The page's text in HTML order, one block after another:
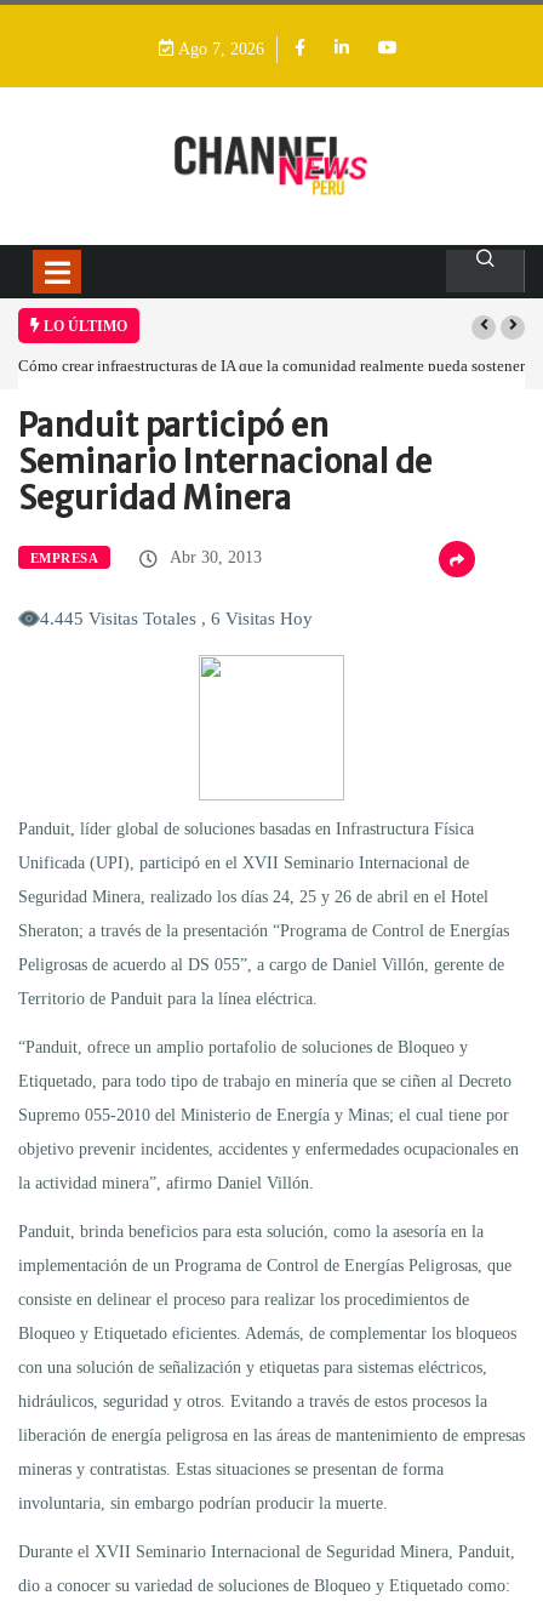
Ago 7, 2026
LO ÚLTIMO
Cómo crear infraestructuras de IA que la comunidad realmente pueda sostener
Home Empresa Panduit participó en…
Panduit participó en
Seminario Internacional de
Seguridad Minera
EMPRESA Abr 30, 2013
4.445 Visitas Totales , 6 Visitas Hoy
Panduit, líder global de soluciones basadas en Infrastructura Física
Unificada (UPI), participó en el XVII Seminario Internacional de
Seguridad Minera, realizado los días 24, 25 y 26 de abril en el Hotel
Sheraton; a través de la presentación “Programa de Control de Energías
Peligrosas de acuerdo al DS 055”, a cargo de Daniel Villón, gerente de
Territorio de Panduit para la línea eléctrica.
“Panduit, ofrece un amplio portafolio de soluciones de Bloqueo y
Etiquetado, para todo tipo de trabajo en minería que se ciñen al Decreto
Supremo 055-2010 del Ministerio de Energía y Minas; el cual tiene por
objetivo prevenir incidentes, accidentes y enfermedades ocupacionales en
la actividad minera”, afirmo Daniel Villón.
Panduit, brinda beneficios para esta solución, como la asesoría en la
implementación de un Programa de Control de Energías Peligrosas, que
consiste en delinear el proceso para realizar los procedimientos de
Bloqueo y Etiquetado eficientes. Además, de complementar los bloqueos
con una solución de señalización y etiquetas para sistemas eléctricos,
hidráulicos, seguridad y otros. Evitando a través de estos procesos la
liberación de energía peligrosa en las áreas de mantenimiento de empresas
mineras y contratistas. Estas situaciones se presentan de forma
involuntaria, sin embargo podrían producir la muerte.
Durante el XVII Seminario Internacional de Seguridad Minera, Panduit,
dio a conocer su variedad de soluciones de Bloqueo y Etiquetado como: